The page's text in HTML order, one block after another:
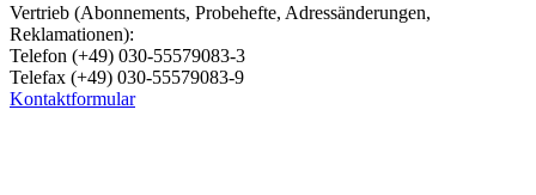
Vertrieb (Abonnements, Probehefte, Adressänderungen,
Reklamationen):
Telefon (+49) 030-55579083-3
Telefax (+49) 030-55579083-9
Kontaktformular